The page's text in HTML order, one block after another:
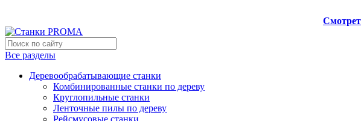
Все разделы
Деревообрабатывающие станки
Комбинированные станки по дереву
Круглопильные станки
Ленточные пилы по дереву
Рейсмусовые станки